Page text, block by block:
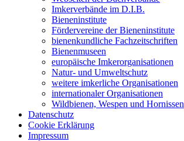
Imkerverbände im D.I.B.
Bieneninstitute
Fördervereine der Bieneninstitute
bienenkundliche Fachzeitschriften
Bienenmuseen
europäische Imkerorganisationen
Natur- und Umweltschutz
weitere imkerliche Organisationen
internationaler Organisationen
Wildbienen, Wespen und Hornissen
Datenschutz
Cookie Erklärung
Impressum